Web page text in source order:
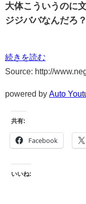
大体こういうのに
ジジババなんだろ？
続きを読む
Source: http://
powered by Auto
共有:
Facebook
いいね: